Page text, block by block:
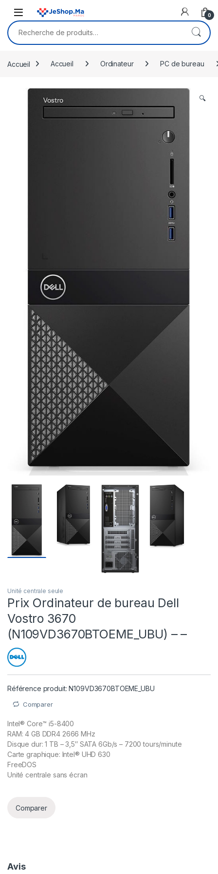
0
Recherche pour :
Accueil Accueil Ordinateur PC de bureau
🔍
Unité centrale seule
Prix Ordinateur de bureau Dell
Vostro 3670
(N109VD3670BTOEME_UBU) – –
Référence produit: N109VD3670BTOEME_UBU
Comparer
Intel® Core™ i5-8400
RAM: 4 GB DDR4 2666 MHz
Disque dur: 1 TB – 3,5″ SATA 6Gb/s – 7200 tours/minute
Carte graphique: Intel® UHD 630
FreeDOS
Unité centrale sans écran
Comparer
Avis